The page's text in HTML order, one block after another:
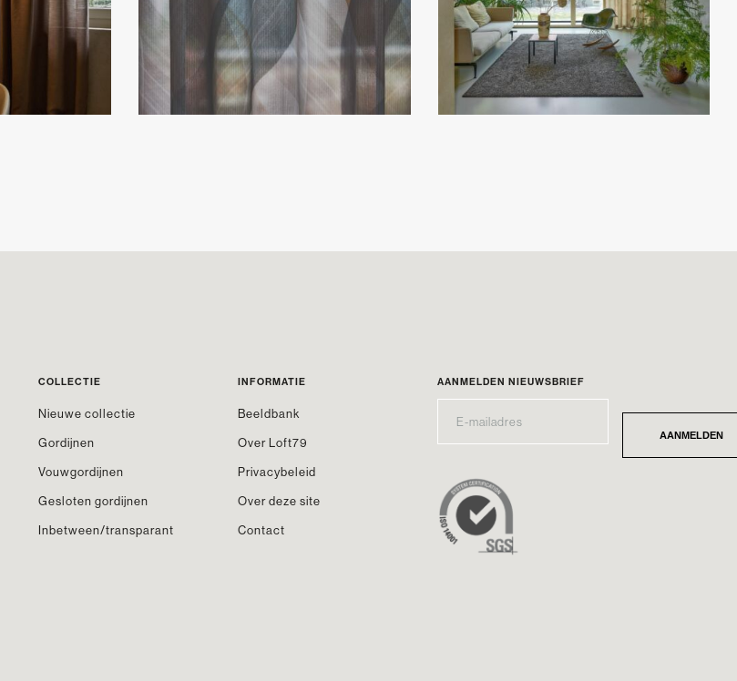
COLLECTIE
Nieuwe collectie
Gordijnen
Vouwgordijnen
Gesloten gordijnen
Inbetween/transparant
INFORMATIE
Beeldbank
Over Loft79
Privacybeleid
Over deze site
Contact
AANMELDEN NIEUWSBRIEF
* AANMELDEN